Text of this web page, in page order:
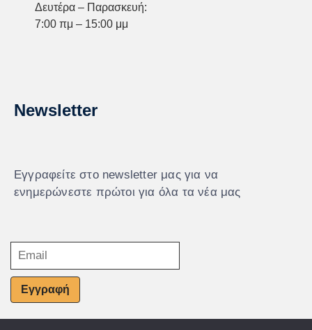
Δευτέρα – Παρασκευή:
7:00 πμ – 15:00 μμ
Newsletter
Εγγραφείτε στο newsletter μας για να
ενημερώνεστε πρώτοι για όλα τα νέα μας
Εγγραφή